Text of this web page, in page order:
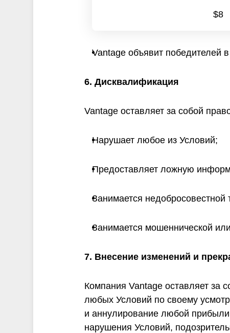
$8
Vantage объявит победителей
6. Дисквалификация
Vantage оставляет за собой
Нарушает любое из Условий;
Предоставляет ложную
Занимается недобросовестной
Занимается мошеннической
7. Внесение изменений и
Компания Vantage оставляет за
любых Условий по своему
и аннулирование любой
нарушения Условий,